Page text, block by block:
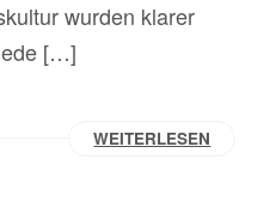
wurden klarer
[…]
WEITERLESEN